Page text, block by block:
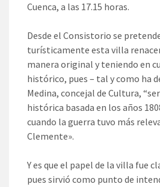
Cuenca, a las 17.15 horas.
Desde el Consistorio se
turísticamente esta villa
manera original y teniendo en
histórico, pues – tal y como ha
Medina, concejal de Cultura,
histórica basada en los años
cuando la guerra tuvo más
Clemente».
Y es que el papel de la villa fue
pues sirvió como punto de